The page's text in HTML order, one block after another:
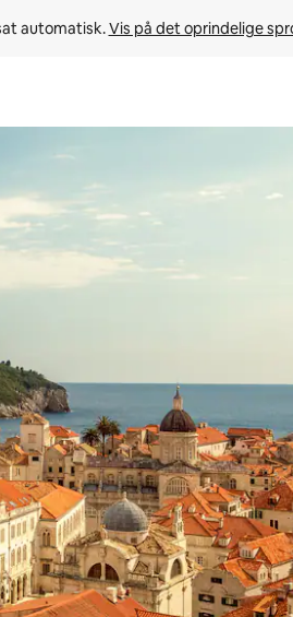
automatisk. Vis på det oprindelige
se mere ved at trykke eller stryge.